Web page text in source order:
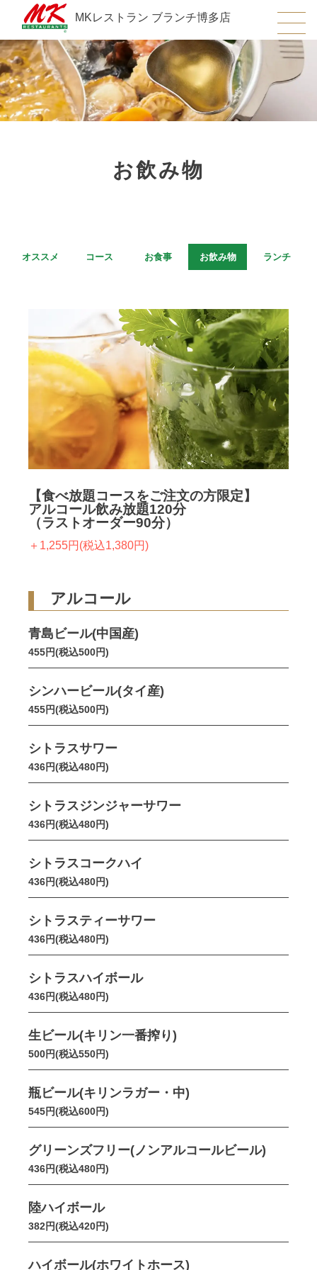
MKレストラン ブランチ博多店
お飲み物
オススメ コース お食事 お飲み物 ランチ
【食べ放題コースをご注文の方限定】
アルコール飲み放題120分
（ラストオーダー90分）
＋1,255円(税込1,380円)
アルコール
青島ビール(中国産)
455円(税込500円)
シンハービール(タイ産)
455円(税込500円)
シトラスサワー
436円(税込480円)
シトラスジンジャーサワー
436円(税込480円)
シトラスコークハイ
436円(税込480円)
シトラスティーサワー
436円(税込480円)
シトラスハイボール
436円(税込480円)
生ビール(キリン一番搾り)
500円(税込550円)
瓶ビール(キリンラガー・中)
545円(税込600円)
グリーンズフリー(ノンアルコールビール)
436円(税込480円)
陸ハイボール
382円(税込420円)
ハイボール(ホワイトホース)